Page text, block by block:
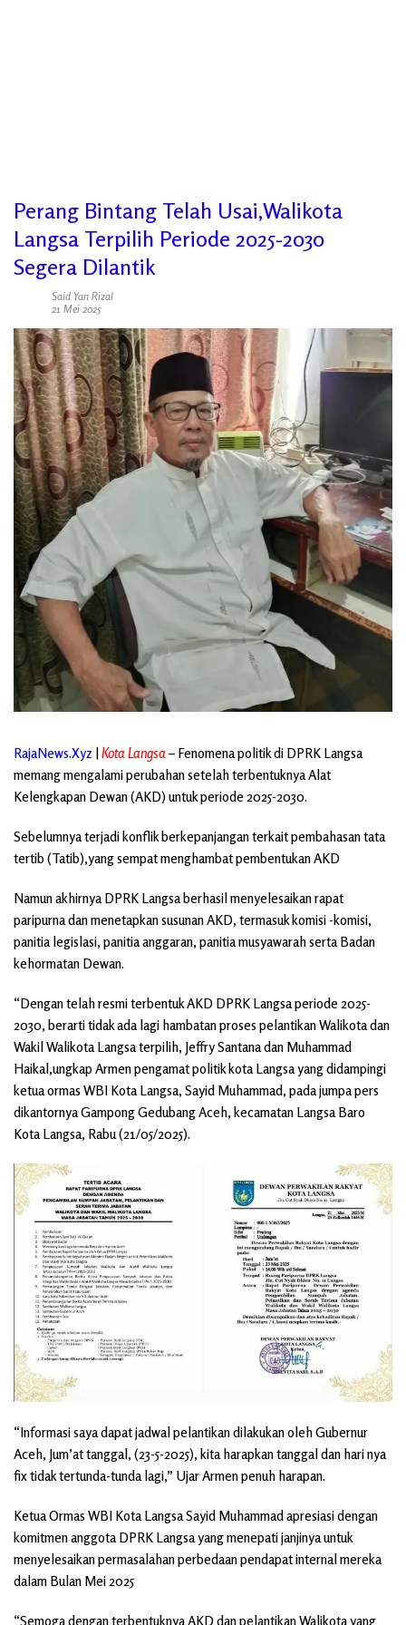
Perang Bintang Telah Usai,Walikota
Langsa Terpilih Periode 2025-2030
Segera Dilantik
Said Yan Rizal
21 Mei 2025
RajaNews.Xyz KotaLangsa– Fenomena politik di DPRK Langsa
memang mengalami perubahan setelah terbentuknya Alat
Kelengkapan Dewan (AKD) untuk periode 2025-2030.
Sebelumnya terjadi konflik berkepanjangan terkait pembahasan tata
tertib (Tatib),yang sempat menghambat pembentukan AKD
Namun akhirnya DPRK Langsa berhasil menyelesaikan rapat
paripurna dan menetapkan susunan AKD, termasuk komisi -komisi,
panitia legislasi, panitia anggaran, panitia musyawarah serta Badan
kehormatan Dewan.
“Dengan telah resmi terbentuk AKD DPRK Langsa periode 2025-
2030, berarti tidak ada lagi hambatan proses pelantikan Walikota dan
Wakil Walikota Langsa terpilih, Jeffry Santana dan Muhammad
Haikal,ungkap Armen pengamat politik kota Langsa yang didampingi
ketua ormas WBI Kota Langsa, Sayid Muhammad, pada jumpa pers
dikantornya Gampong Gedubang Aceh, kecamatan Langsa Baro
Kota Langsa, Rabu (21/05/2025).
“Informasi saya dapat jadwal pelantikan dilakukan oleh Gubernur
Aceh, Jum’at tanggal, (23-5-2025), kita harapkan tanggal dan hari nya
fix tidak tertunda-tunda lagi,” Ujar Armen penuh harapan.
Ketua Ormas WBI Kota Langsa Sayid Muhammad apresiasi dengan
komitmen anggota DPRK Langsa yang menepati janjinya untuk
menyelesaikan permasalahan perbedaan pendapat internal mereka
dalam Bulan Mei 2025
“Semoga dengan terbentuknya AKD dan pelantikan Walikota yang